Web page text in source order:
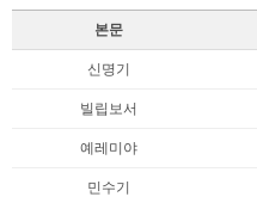
본문
신명기
빌립보서
예레미야
민수기